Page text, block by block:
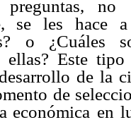
no
se les
hace
o ¿Cuáles
ellas? Este
de la
de
económica en